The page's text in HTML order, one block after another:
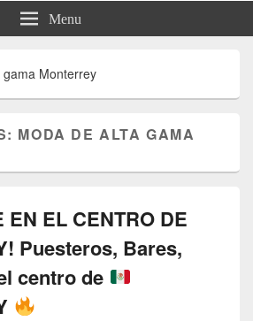
Menu
Monterrey
MODA DE ALTA GAMA
EN EL CENTRO DE
Puesteros, Bares,
centro de